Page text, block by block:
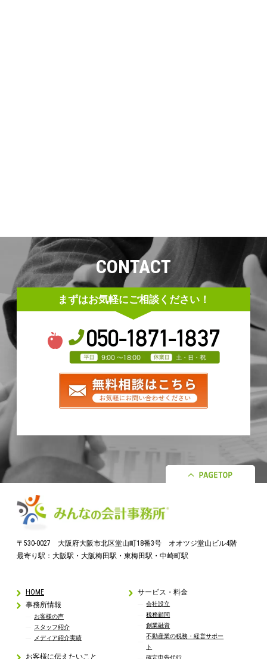
CONTACT
まずはお気軽にご相談ください！
〒530-0027 大阪府大阪市北区堂山町18番3号 オオツジ堂山ビル4階
最寄り駅：大阪駅・大阪梅田駅・東梅田駅・中崎町駅
HOME
事務所情報
お客様の声
スタッフ紹介
メディア紹介実績
お客様に伝えたいこと
サービス・料金
会社設立
税務顧問
創業融資
不動産業の税務・経営サポー
ト
確定申告代行